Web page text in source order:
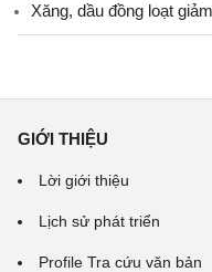
Xăng, dầu đồng loạt
GIỚI THIỆU
Lời giới thiệu
Lịch sử phát triển
Profile Tra cứu văn bản